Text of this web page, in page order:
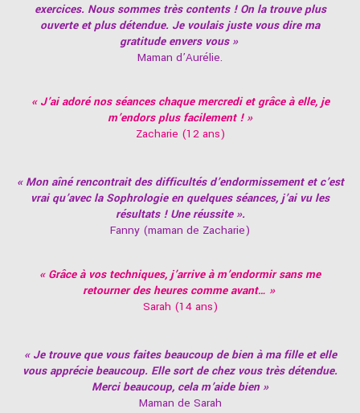
exercices. Nous sommes très contents ! On la trouve plus
ouverte et plus détendue. Je voulais juste vous dire ma
gratitude envers vous »
Maman d’Aurélie.
« J’ai adoré nos séances chaque mercredi et grâce à elle, je
m’endors plus facilement ! »
Zacharie (12 ans)
« Mon aîné rencontrait des difficultés d’endormissement et c’est
vrai qu’avec la Sophrologie en quelques séances, j’ai vu les
résultats ! Une réussite ».
Fanny (maman de Zacharie)
« Grâce à vos techniques, j’arrive à m’endormir sans me
retourner des heures comme avant… »
Sarah (14 ans)
« Je trouve que vous faites beaucoup de bien à ma fille et elle
vous apprécie beaucoup. Elle sort de chez vous très détendue.
Merci beaucoup, cela m’aide bien »
Maman de Sarah